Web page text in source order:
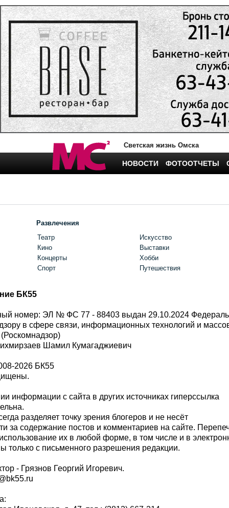
Светская жизнь Омска
НОВОСТИ ФОТООТЧЕТЫ
Развлечения
Театр
Кино
Концерты
Спорт
Искусство
Выставки
Хобби
Путешествия
БК55
номер: ЭЛ № ФС 77 - 88403 выдан 29.10.2024
в сфере связи, информационных технологий и
Шамил Кумагаджиевич
2026 БК55
информации с сайта в других источниках гиперссылка
разделяет точку зрения блогеров и не несёт
за содержание постов и комментариев на сайте.
их в любой форме, в том числе и в
с письменного разрешения редакции.
- Грязнов Георгий Игоревич.